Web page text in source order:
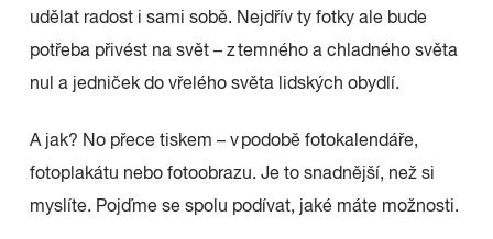
udělat radost i sami sobě. Nejdřív ty fotky ale bude
potřeba přivést na svět – z temného a chladného světa
nul a jedniček do vřelého světa lidských obydlí.
A jak? No přece tiskem – v podobě fotokalendáře,
fotoplakátu nebo fotoobrazu. Je to snadnější, než si
myslíte. Pojďme se spolu podívat, jaké máte možnosti.